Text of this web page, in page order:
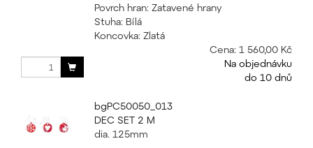
Povrch hran: Zatavené hrany
Stuha: Bílá
Koncovka: Zlatá
Cena: 1 560,00 Kč
Na objednávku
do 10 dnů
bgPC50050_013
DEC SET 2 M
dia. 125mm